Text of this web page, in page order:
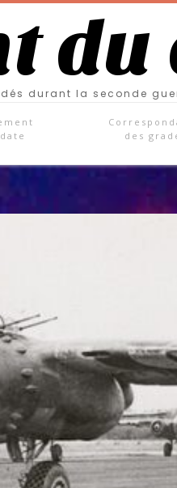
du
durant la seconde
des